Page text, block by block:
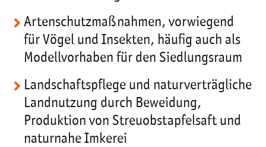
Artenschutzmaßnahmen, vorwiegend
für Vögel und Insekten, häufig auch als
Modellvorhaben für den Siedlungsraum
Landschaftspflege und naturverträgliche
Landnutzung durch Beweidung,
Produktion von Streuobstapfelsaft und
naturnahe Imkerei